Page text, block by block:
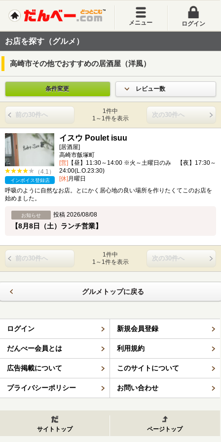
メニュー ログイン
お店を探す（グルメ）
高崎市その他でおすすめの居酒屋（洋風）
条件変更 レビュー数
前の30件へ
1件中
1～1件を表示
次の30件へ
（4.1）
インボイス登録店
イスウ Poulet isuu
[居酒屋]
高崎市飯塚町
[営] 【昼】11:30～14:00 ※火～土曜日のみ 【夜】17:30～
24:00(L.O.23:30)
[休]月曜日
呼吸のように自然なお店。とにかく居心地の良い場所を作りたくてこのお店を
始めました。
お知らせ 投稿 2026/08/08
【8月8日（土）ランチ営業】
前の30件へ
1件中
1～1件を表示
次の30件へ
グルメトップに戻る
ログイン 新規会員登録
だんべー会員とは 利用規約
広告掲載について このサイトについて
プライバシーポリシー お問い合わせ
サイトトップ ページトップ